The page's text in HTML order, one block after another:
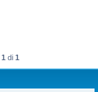
1 di 1